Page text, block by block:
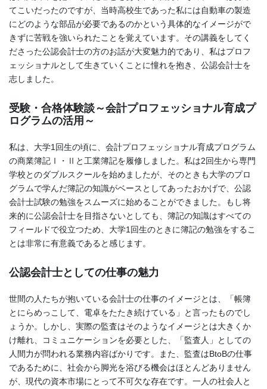
てこいだったのですが、当時高校生であった私には自動車の製造
にどのような部品が必要であるのかという具体的なイメージがで
きずに苦戦を強いられたことを覚えています。その講義をしてく
ださった公認会計士の方のお話が大変魅力的であり、私はプロフ
ェッショナルとして生きていくことに憧れを抱き、公認会計士を
志しました。
受験・合格体験談～会計プロフェッショナル育成プ
ログラムの活用～
私は、大学1回生の頃に、会計プロフェッショナル育成プログラム
の商業簿記Ⅰ・Ⅱと工業簿記を履修しました。私は2回生から専門
学校とのダブルスクールを始めましたが、そのときも大学のプロ
グラムで学んだ簿記の知識がベースとしてあったおかげで、公認
会計士試験の勉強をスムーズに始めることができました。もし将
来的に公認会計士を目指さないとしても、簿記の知識はすべての
フィールドで役立つため、大学1回生のときに簿記の勉強をするこ
とは非常に有意義であると感じます。
公認会計士としての仕事の魅力
世間の人たちが抱いている会計士の仕事のイメージとは、「帳簿
とにらめっこして、電卓をたたき続けている」と言ったものでし
ょうか。しかし、実際の監査はそのようなイメージとは大きくか
け離れ、コミュニケーションを必要とした、「監査人」としての
人間力が問われる業務内容ばかりです。また、監査はBtoBの仕事
であるために、社会から脚光を浴びる機会はほとんどありません
が、現代の資本市場にとって不可欠な存在です。一人の社会人と